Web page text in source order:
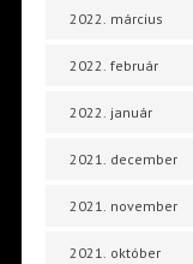
2022. március
2022. február
2022. január
2021. december
2021. november
2021. október